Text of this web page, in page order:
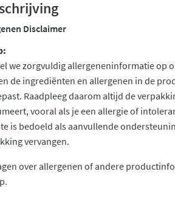
Disclaimer
we zorgvuldig allergeneninformatie op
de ingrediënten en allergenen in de
Raadpleeg daarom altijd de
vooral als je een allergie of
is bedoeld als aanvullende
vervangen.
over allergenen of andere